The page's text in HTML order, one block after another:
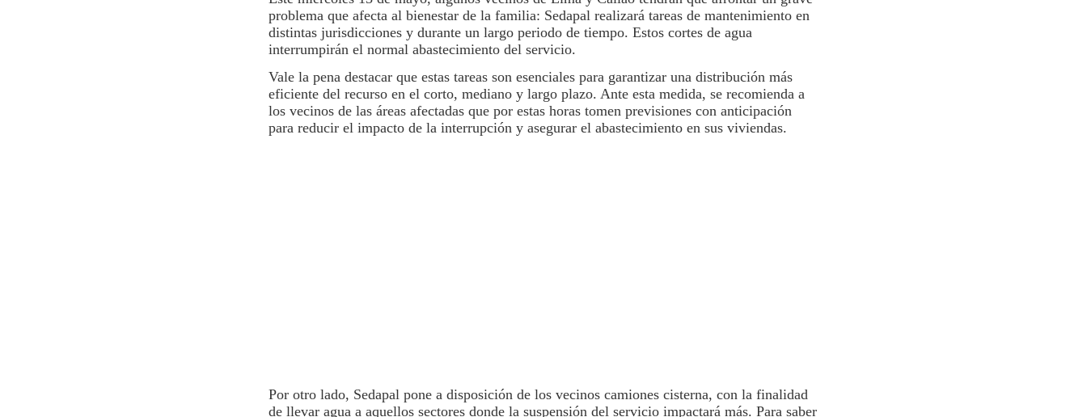
problema que afecta al bienestar de la familia: Sedapalrealizará tareas de mantenimiento en
distintas jurisdicciones y durante un largo periodo de tiempo. Estos cortes de agua
interrumpirán el normal abastecimiento del servicio.
Vale la pena destacar que estas tareas son esenciales para garantizar una distribución más
eficiente del recurso en el corto, mediano y largo plazo. Ante esta medida, se recomienda a
los vecinos de las áreas afectadas que por estas horas tomen previsiones con anticipación
para reducir el impacto de la interrupción y asegurar el abastecimiento en sus viviendas.
Por otro lado, Sedapalpone a disposición de los vecinos camiones cisterna, con la finalidad
de llevar aguaa aquellos sectores donde la suspensión del servicio impactará más. Para saber